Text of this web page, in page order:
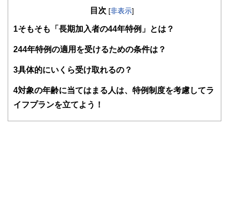
知識がない方でも理解できるようわかりやすく発信していま
得者を中心に「お金や暮らし」に関する書籍・雑誌の編集経
験者で構成され、企画立案から記事掲載まですべての工程に
護士、税理士、宅地建物取引士、相続診断士、住宅ローンア
ドバイザー、DCプランナー、公認会計士、社会保険労務
士、行政書士、投資アナリスト、キャリアコンサルタントな
目次 [非表示]
1そもそも「長期加入者の44年特例」とは？
244年特例の適用を受けるための条件は？
3具体的にいくら受け取れるの？
4対象の年齢に当てはまる人は、特例制度を考慮してラ
イフプランを立てよう！